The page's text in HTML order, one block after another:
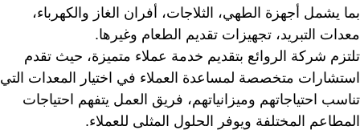
بما يشمل أجهزة الطهي، الثلاجات، أفران الغاز والكهرباء،
معدات التبريد، تجهيزات تقديم الطعام وغيرها.
تلتزم شركة الروائع بتقديم خدمة عملاء متميزة، حيث تقدم
استشارات متخصصة لمساعدة العملاء في اختيار المعدات التي
تناسب احتياجاتهم وميزانياتهم، فريق العمل يتفهم احتياجات
المطاعم المختلفة ويوفر الحلول المثلى للعملاء.